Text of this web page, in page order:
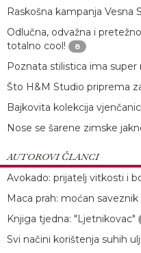
Raskošna kampanja Vesna
Odlučna, odvažna i
totalno cool!
8
Poznata stilistica ima
Što H&M Studio priprema
Bajkovita kolekcija
Nose se šarene zimske
AUTOROVI ČLANCI
Avokado: prijatelj vitkosti i
Maca prah: moćan
Knjiga tjedna: "Ljetnikovac"
Svi načini korištenja suhih